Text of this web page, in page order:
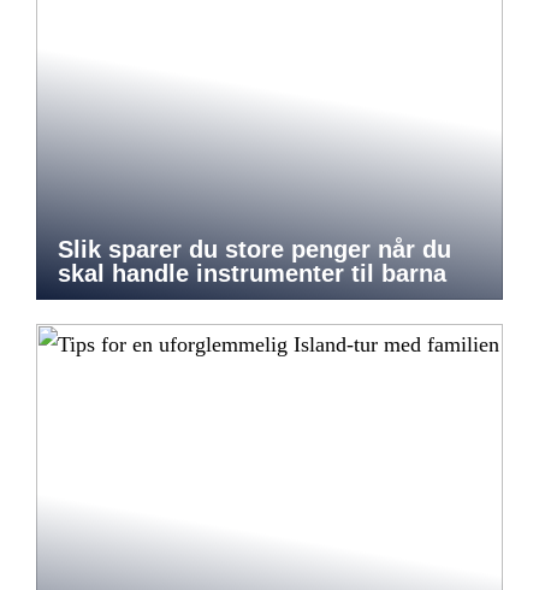
Slik sparer du store penger når du
skal handle instrumenter til barna